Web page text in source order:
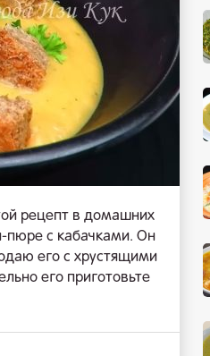
рецепт в домашних
пюре с кабачками. Он
его с хрустящими
его приготовьте